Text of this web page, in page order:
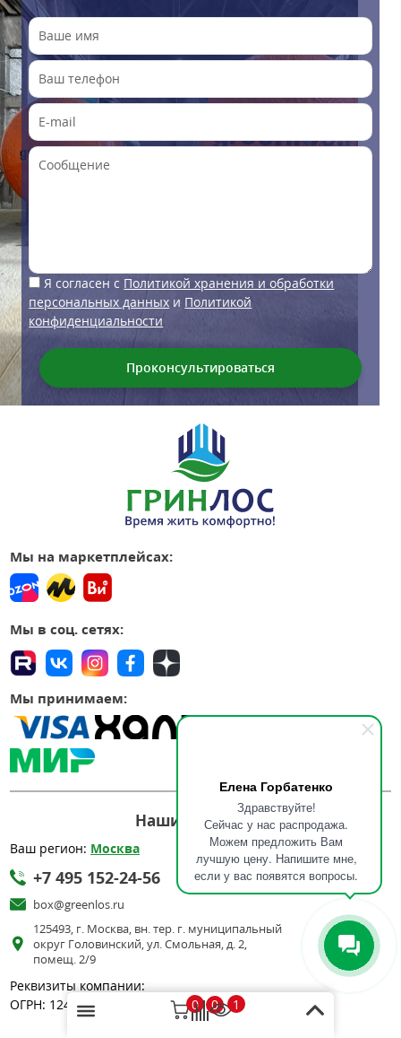
Елена Горбатенко
Здравствуйте!
Сейчас у нас распродажа.
Можем предложить Вам
лучшую цену. Напишите мне,
если у вас появятся вопросы.
0 0 1
Я согласен с Политикой хранения и обработки
персональных данных и Политикой
конфиденциальности
Мы на маркетплейсах:
Мы в соц. сетях:
Мы принимаем:
Наши контакты:
Ваш регион: Москва
+7 495 152-24-56
box@greenlos.ru
125493, г. Москва, вн. тер. г. муниципальный
округ Головинский, ул. Смольная, д. 2,
помещ. 2/9
Реквизиты компании:
ОГРН: 1247700596604 / ИНН: 7743456580